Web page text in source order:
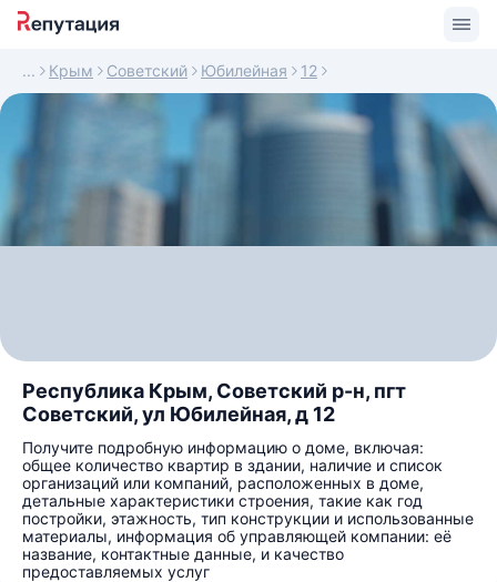
Крым Советский Юбилейная 12
Республика Крым, Советский р-н, пгт
Советский, ул Юбилейная, д 12
Получите подробную информацию о доме, включая:
общее количество квартир в здании, наличие и список
организаций или компаний, расположенных в доме,
детальные характеристики строения, такие как год
постройки, этажность, тип конструкции и использованные
материалы, информация об управляющей компании: её
название, контактные данные, и качество
предоставляемых услуг